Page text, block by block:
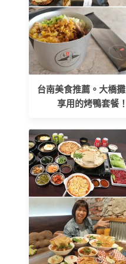
台南美食推薦。大橋
享用的烤鴨套餐